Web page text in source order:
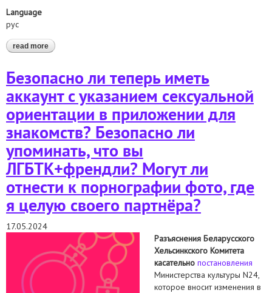
Language
рус
read more about доклад организаций гражданского общества о
выполнении республикой беларусь положений
расовой дискриминации)
Безопасно ли теперь иметь
аккаунт с указанием сексуальной
ориентации в приложении для
знакомств? Безопасно ли
упоминать, что вы
ЛГБТК+френдли? Могут ли
отнести к порнографии фото, где
я целую своего партнёра?
17.05.2024
Разъяснения Беларусского
Хельсинкского Комитета
касательно постановления
Министерства культуры N24,
которое вносит изменения в